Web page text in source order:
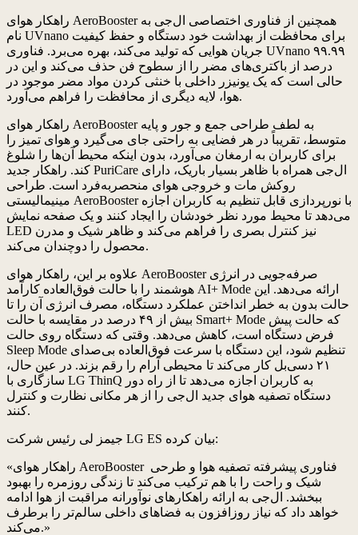
راهکار هوای AeroBooster همچنین از فناوری اختصاصی ال‌جی به
نام UVnano برای محافظت از بهداشت خود دستگاه و حفظ کیفیت
جریان هوایی که تولید می‌کند، بهره می‌برد. فناوری UVnano ۹۹.۹۹
درصد از باکتری‌های مضر را از سطوح فن حذف می‌کند و این در
حالی است که یک یونیزر داخلی با خنثی کردن مواد مضر موجود در
هوا، لایه دیگری از محافظت را فراهم می‌آورد.
راهکار هوای AeroBooster به لطف طراحی جمع و جور و پایه
متوسط، تقریباً در هر فضایی به راحتی جای می‌گیرد و هوای تمیز را
برای کاربران به ارمغان می‌آورد، بدون اینکه محیط آن‌ها را شلوغ
کند. راهکار جدید PuriCare ال‌جی همراه با ظاهر بسیار باریک، دارای
روکش مات و خروجی هوای منحصربه‌فرد است. طراحی
مینیمالیستی AeroBooster با نورپردازی قابل تنظیم به کاربران اجازه
می‌دهد تا محیط مورد نظر خودشان را ایجاد کنند و یک صفحه نمایش
LED نیز کنترل بصری را فراهم می‌کند و ظاهر شیک و مدرن
محصول را دوچندان می‌کند.
علاوه بر این، راهکار هوای AeroBooster صرفه‌جویی در انرژی
هوشمند را با حالت فوق‌العاده کارآمد AI+ Mode ارائه می‌دهد. این
حالت بدون به خطر انداختن عملکرد دستگاه، مصرف انرژی آن را تا
بیش از ۴۹ درصد در مقایسه با حالت Smart+ Mode که حالت پیش
فرض دستگاه است، کاهش می‌دهد. وقتی که دستگاه روی حالت
Sleep Mode تنظیم شود، این دستگاه با سرعت فوق‌العاده بی‌صدای
۲۱ دسی‌بل کار می‌کند تا محیطی آرام را رقم بزند. در عین حال،
سازگاری با LG ThinQ به کاربران اجازه می‌دهد تا از راه دور
دستگاه تصفیه هوای جدید ال‌جی را از هر مکانی نظارت و کنترل
کنند.
جیمز لی رئیس شرکت LG ES بیان کرده:
«راهکار هوای AeroBooster فناوری پیشرفته تصفیه هوا و طرحی
شیک و راحت را با هم ترکیب می‌کند تا زندگی روزمره را بهبود
ببخشد. ال‌جی به ارائه راهکارهای نوآورانه مراقبت از هوا ادامه
خواهد داد که نیاز روزافزون به فضاهای داخلی سالم‌تر را برطرف
می‌کند.»